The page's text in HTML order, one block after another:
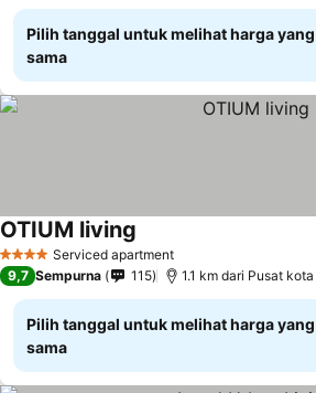
Pilih tanggal untuk melihat harga yang
sama
4 BintangServiced apartment
OTIUM living
9,7 Sempurna 115 1.1 km dari Pusat kota
Pilih tanggal untuk melihat harga yang
sama